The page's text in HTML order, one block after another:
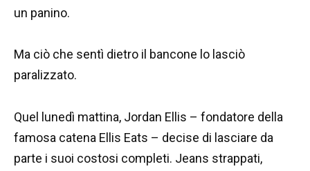
un panino.
Ma ciò che sentì dietro il bancone lo lasciò
paralizzato.
Quel lunedì mattina, Jordan Ellis – fondatore della
famosa catena Ellis Eats – decise di lasciare da
parte i suoi costosi completi. Jeans strappati,